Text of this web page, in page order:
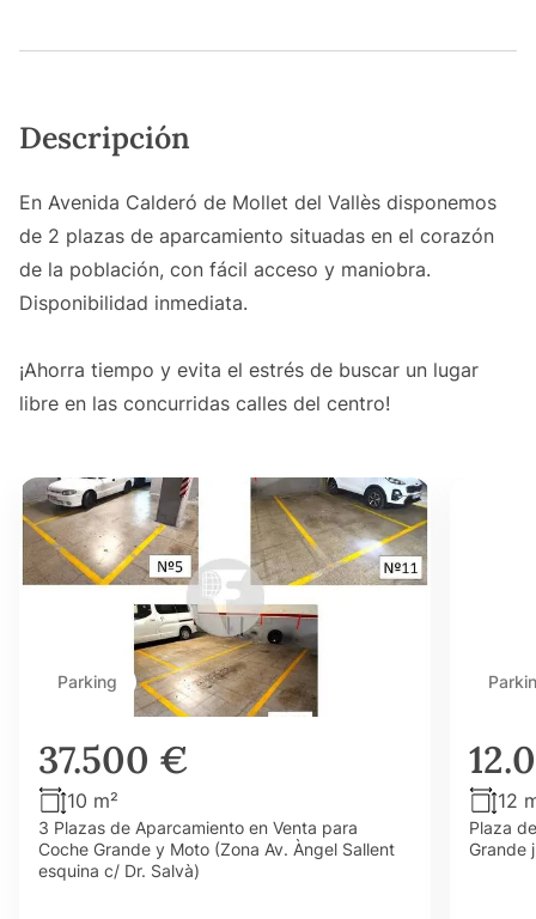
Descripción
En Avenida Calderó de Mollet del Vallès disponemos
de 2 plazas de aparcamiento situadas en el corazón
de la población, con fácil acceso y maniobra.
Disponibilidad inmediata.
¡Ahorra tiempo y evita el estrés de buscar un lugar
libre en las concurridas calles del centro!
Parking
37.500 €
10 m²
3 Plazas de Aparcamiento en Venta para
Coche Grande y Moto (Zona Av. Àngel Sallent
esquina c/ Dr. Salvà)
12
Plaza
Grande